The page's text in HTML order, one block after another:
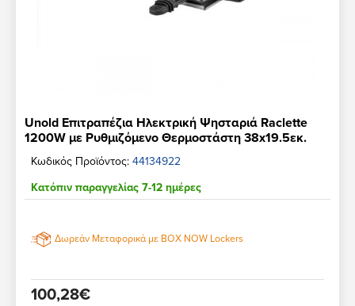
Unold Επιτραπέζια Ηλεκτρική Ψησταριά Raclette
1200W με Ρυθμιζόμενο Θερμοστάστη 38x19.5εκ.
Κωδικός Προϊόντος: 44134922
Κατόπιν παραγγελίας 7-12 ημέρες
Δωρεάν Μεταφορικά με BOX NOW Lockers
100,28€